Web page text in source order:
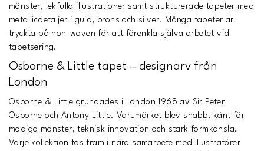
mönster, lekfulla illustrationer samt strukturerade tapeter med
metallicdetaljer i guld, brons och silver. Många tapeter är
tryckta på non-woven för att förenkla själva arbetet vid
tapetsering.
Osborne & Little tapet – designarv från
London
Osborne & Little grundades i London 1968 av Sir Peter
Osborne och Antony Little. Varumärket blev snabbt känt för
modiga mönster, teknisk innovation och stark formkänsla.
Varje kollektion tas fram i nära samarbete med illustratörer